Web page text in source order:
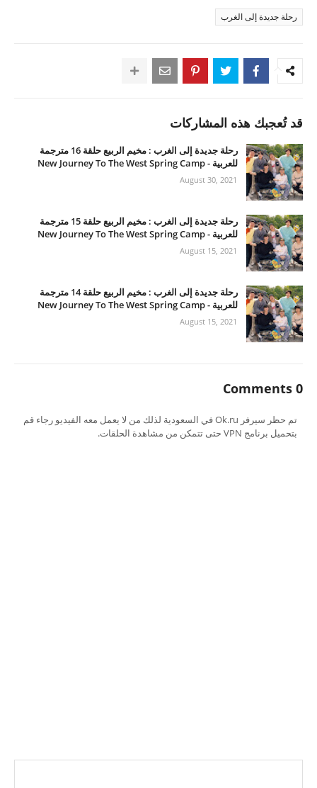
رحلة جديدة إلى الغرب
قد تُعجبك هذه المشاركات
رحلة جديدة إلى الغرب : مخيم الربيع حلقة 16 مترجمة
للعربية - New Journey To The West Spring Camp
August 30, 2021
رحلة جديدة إلى الغرب : مخيم الربيع حلقة 15 مترجمة
للعربية - New Journey To The West Spring Camp
August 15, 2021
رحلة جديدة إلى الغرب : مخيم الربيع حلقة 14 مترجمة
للعربية - New Journey To The West Spring Camp
August 15, 2021
0 Comments
تم حظر سيرفر Ok.ru في السعودية لذلك من لا يعمل معه الفيديو رجاء قم
بتحميل برنامج VPN حتى تتمكن من مشاهدة الحلقات.